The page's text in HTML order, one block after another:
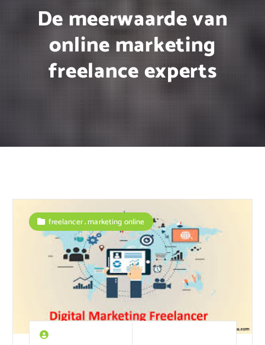
De meerwaarde van
online marketing
freelance experts
freelancer,marketing online